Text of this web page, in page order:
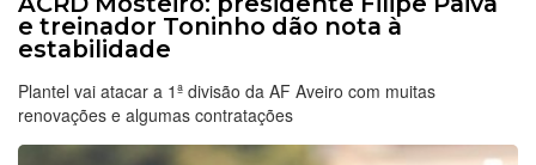
e treinador Toninho dão nota à
estabilidade
Plantel vai atacar a 1ª divisão da AF Aveiro com muitas
renovações e algumas contratações